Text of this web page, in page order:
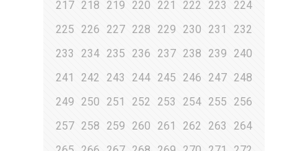
217 218 219 220 221 222 223
224
225
226 227 228 229 230 231
232
233
234 235 236 237 238 239
240
241
242 243 244 245 246 247 248
249
250 251 252 253 254 255
256
257 258 259 260 261 262 263
264